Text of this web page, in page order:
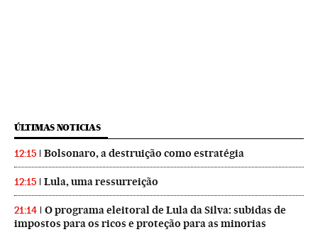
ÚLTIMAS NOTICIAS
12:15 Bolsonaro, a destruição como estratégia
12:15 Lula, uma ressurreição
21:14
O programa eleitoral de Lula da Silva: subidas de
impostos para os ricos e proteção para as minorias